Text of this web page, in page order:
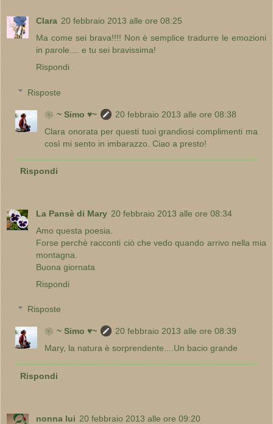
Clara 20 febbraio 2013 alle ore 08:25
Ma come sei brava!!!! Non è semplice tradurre le emozioni
in parole.... e tu sei bravissima!
Rispondi
Risposte
❀~ Simo ♥~
20 febbraio 2013 alle ore 08:38
Clara onorata per questi tuoi grandiosi complimenti ma
così mi sento in imbarazzo. Ciao a presto!
Rispondi
La Pansè di Mary 20 febbraio 2013 alle ore 08:34
Amo questa poesia.
Forse perchè racconti ciò che vedo quando arrivo nella mia
montagna.
Buona giornata
Rispondi
Risposte
❀~ Simo ♥~
20 febbraio 2013 alle ore 08:39
Mary, la natura è sorprendente....Un bacio grande
Rispondi
nonna lui 20 febbraio 2013 alle ore 09:20